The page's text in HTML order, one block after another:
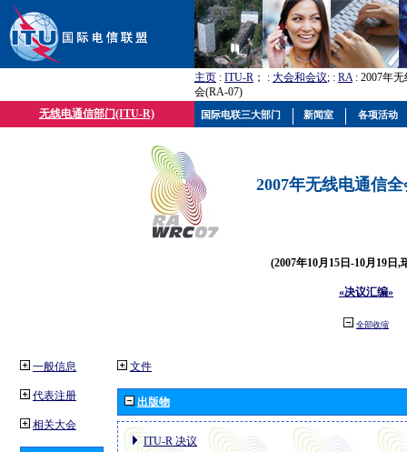
主页 : ITU-R ； : 大会和会议; : RA: 2007年
会(RA-07)
无线电通信部门(ITU-R)
2007年无线电通信
(2007年10月15日-10月19日,
«决议汇编»
全部收缩
一般信息
代表注册
相关大会
文件
出版物
ITU-R 决议
国际电联三大部门 新闻室 各项活动